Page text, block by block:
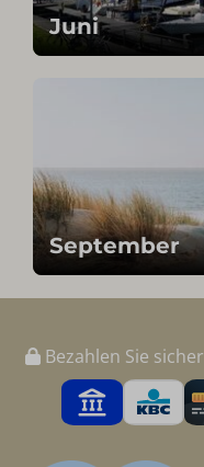
Juni
September
Bezahlen Sie sicher